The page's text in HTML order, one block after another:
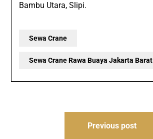
Bambu Utara, Slipi.
Sewa Crane
Sewa Crane Rawa Buaya Jakarta Barat
Previous post